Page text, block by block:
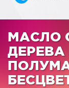
МАСЛО